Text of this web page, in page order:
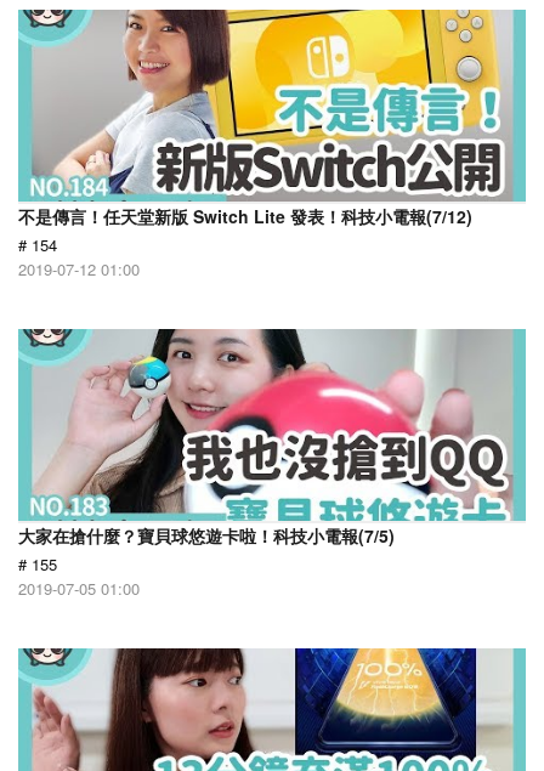
不是傳言！任天堂新版 Switch Lite 發表！科技小電報(7/12)
# 154
2019-07-12 01:00
大家在搶什麼？寶貝球悠遊卡啦！科技小電報(7/5)
# 155
2019-07-05 01:00